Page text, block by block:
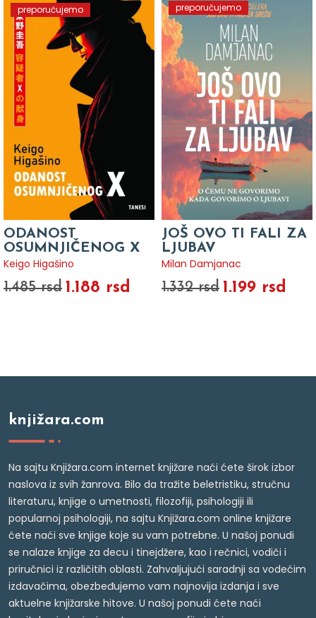
preporučujemo
ODANOST
OSUMNJIČENOG X
Keigo Higašino
1.485 rsd 1.188 rsd
preporučujemo
JOŠ OVO TI FALI ZA
LJUBAV
Milan Damjanac
1.332 rsd 1.199 rsd
knjižara.com
Na sajtu Knjižara.com internet knjižare naći ćete širok izbor
naslova iz svih žanrova. Bilo da tražite beletristiku, stručnu
literaturu, knjige o umetnosti, filozofiji, psihologiji ili
popularnoj psihologiji, na sajtu Knjižara.com online knjižare
ćete naći sve knjige koje su vam potrebne. U našoj ponudi
se nalaze knjige za decu i tinejdžere, kao i rečnici, vodiči i
priručnici iz različitih oblasti. Zahvaljujući saradnji sa vodećim
izdavačima, obezbeđujemo vam najnovija izdanja i sve
aktuelne knjižarske hitove. U našoj ponudi ćete naći